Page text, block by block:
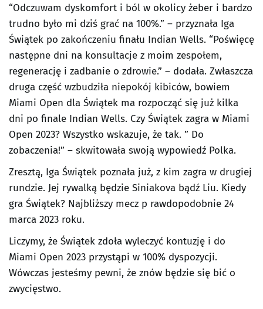
“Odczuwam dyskomfort i ból w okolicy żeber i bardzo
trudno było mi dziś grać na 100%.” – przyznała Iga
Świątek po zakończeniu finału Indian Wells. “Poświęcę
następne dni na konsultacje z moim zespołem,
regenerację i zadbanie o zdrowie.” – dodała. Zwłaszcza
druga część wzbudziła niepokój kibiców, bowiem
Miami Open dla Świątek ma rozpocząć się już kilka
dni po finale Indian Wells. Czy Świątek zagra w Miami
Open 2023? Wszystko wskazuje, że tak. ” Do
zobaczenia!” – skwitowała swoją wypowiedź Polka.
Zresztą, Iga Świątek poznała już, z kim zagra w drugiej
rundzie. Jej rywalką będzie Siniakova bądź Liu. Kiedy
gra Świątek? Najbliższy mecz p rawdopodobnie 24
marca 2023 roku.
Liczymy, że Świątek zdoła wyleczyć kontuzję i do
Miami Open 2023 przystąpi w 100% dyspozycji.
Wówczas jesteśmy pewni, że znów będzie się bić o
zwycięstwo.